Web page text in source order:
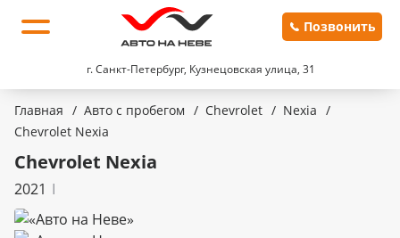
г. Санкт-Петербург, Кузнецовская улица, 31
Позвонить
Главная / Авто с пробегом / Chevrolet / Nexia /
Chevrolet Nexia
Chevrolet Nexia
2021 I